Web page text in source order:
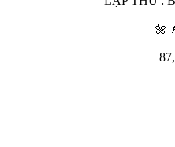
🌼